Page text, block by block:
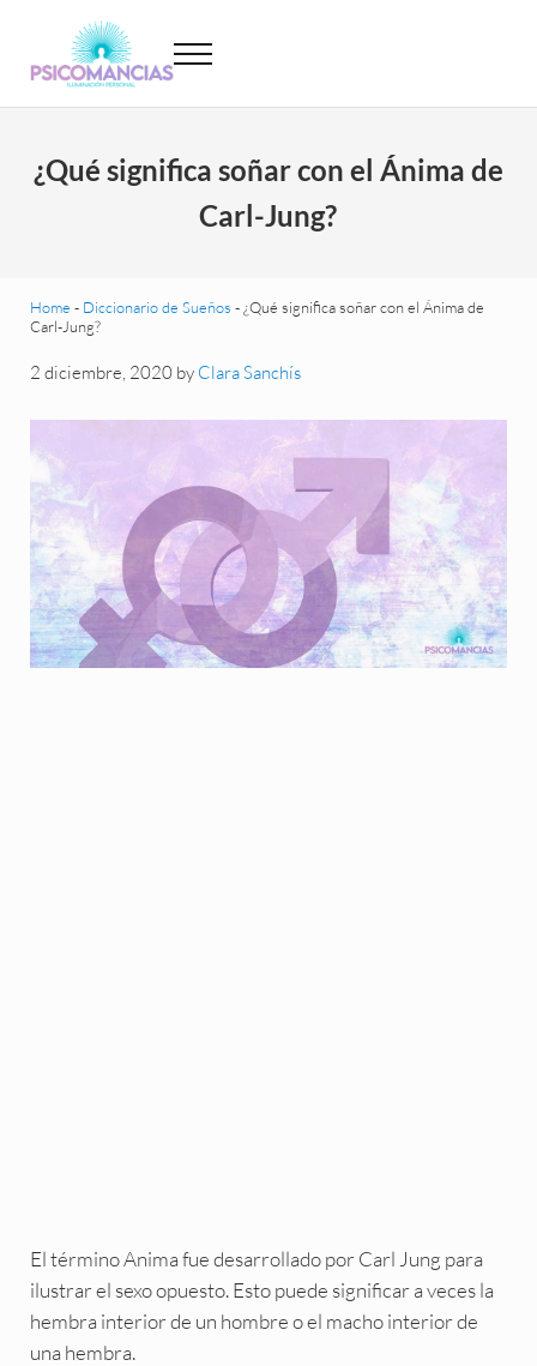
Psicomancias
Menu
¿Qué significa soñar con el Ánima de
Carl-Jung?
Home - Diccionario de Sueños -¿Qué significa soñar con el Ánima de
Carl-Jung?
2 diciembre, 2020 by Clara Sanchís
El término Anima fue desarrollado por Carl Jung para
ilustrar el sexo opuesto. Esto puede significar a veces la
hembra interior de un hombre o el macho interior de
una hembra.